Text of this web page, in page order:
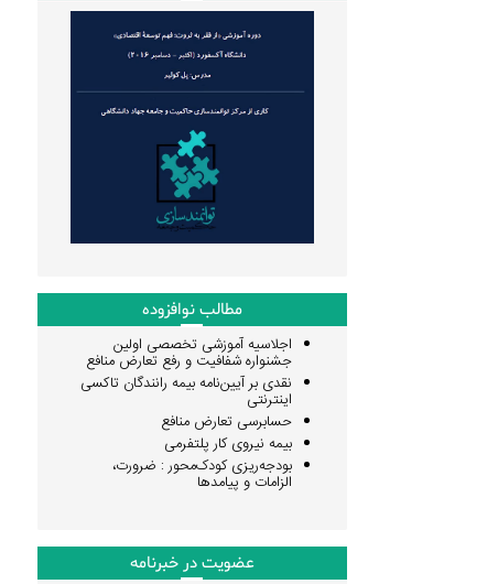
مطالب نوافزوده
اجلاسیه آموزشی تخصصی اولین
جشنواره شفافیت و رفع تعارض منافع
نقدی بر آیین‌نامه بیمه رانندگان تاکسی
اینترنتی
حسابرسی تعارض منافع
بیمه نیروی کار پلتفرمی
بودجه‌ریزی کودک‌محور : ضرورت،
الزامات و پیامدها
عضویت در خبرنامه